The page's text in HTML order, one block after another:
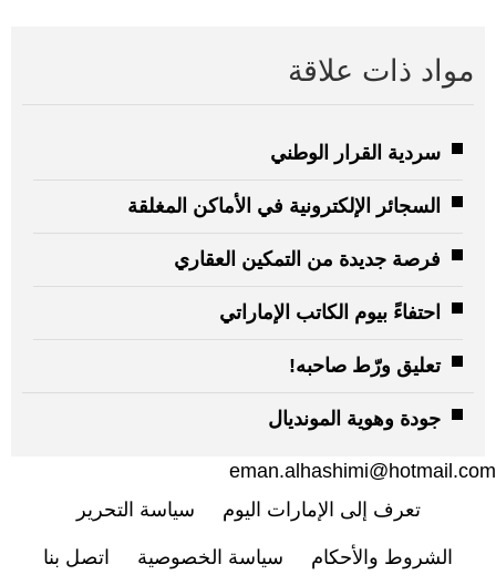
مواد ذات علاقة
سردية القرار الوطني
السجائر الإلكترونية في الأماكن المغلقة
فرصة جديدة من التمكين العقاري
احتفاءً بيوم الكاتب الإماراتي
تعليق ورّط صاحبه!
جودة وهوية المونديال
eman.alhashimi@hotmail.com
تعرف إلى الإمارات اليوم
سياسة التحرير
الشروط والأحكام سياسة الخصوصية اتصل بنا